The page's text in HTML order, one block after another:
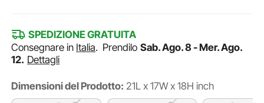
SPEDIZIONE GRATUITA
Consegnare in Italia. Prendilo Sab. Ago. 8 - Mer. Ago.
12. Dettagli
Dimensioni del Prodotto: 21L x 17W x 18H inch